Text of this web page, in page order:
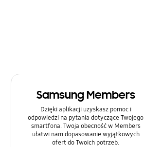
Sprzęt
Ustawienia
Zasilanie
Samsung Members
Dzięki aplikacji uzyskasz pomoc i
odpowiedzi na pytania dotyczące Twojego
smartfona. Twoja obecność w Members
ułatwi nam dopasowanie wyjątkowych
ofert do Twoich potrzeb.